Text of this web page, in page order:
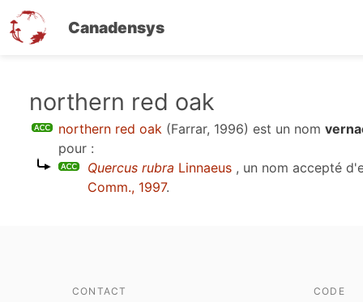
Canadensys
contenu
northern red oak
northern red oak (Farrar, 1996) est un nom
pour :
Quercus rubra Linnaeus , un nom accepté
Comm., 1997.
CONTACT CODE